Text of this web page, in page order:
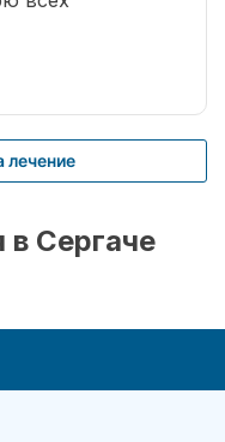
лечение
в Сергаче